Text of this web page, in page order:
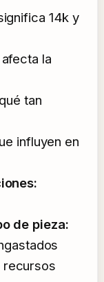
14k y
la
qué tan
influyen en
de pieza:
recursos